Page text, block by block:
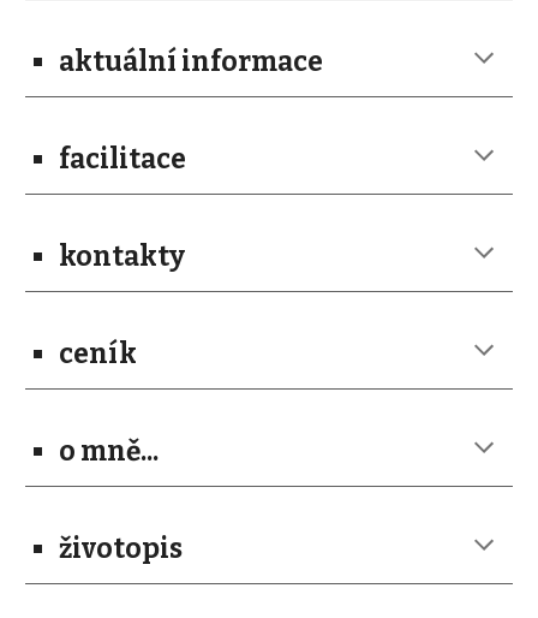
aktuální informace
facilitace
kontakty
ceník
o mně...
životopis